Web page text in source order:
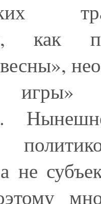
как
игры»
не